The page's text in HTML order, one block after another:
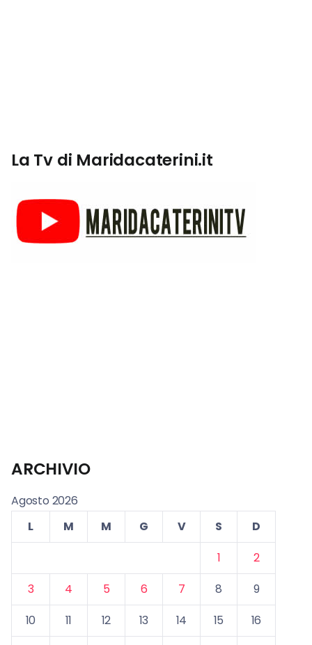
La Tv di Maridacaterini.it
ARCHIVIO
Agosto 2026
L
M M G V S
D
1
2
3
4 5 6 7 8
9
10
11 12 13 14 15
16